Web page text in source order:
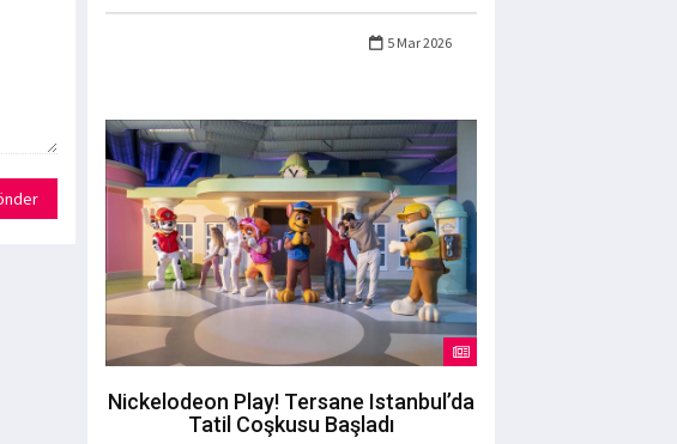
5 Mar 2026
Nickelodeon Play! Tersane Istanbul’da
Tatil Coşkusu Başladı